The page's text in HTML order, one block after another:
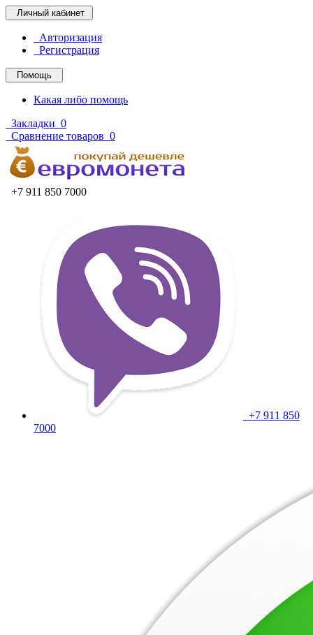
Личный кабинет
Авторизация
Регистрация
Помощь
Какая либо помощь
Закладки 0
Сравнение товаров 0
+7 911 850 7000
+7 911 850
7000